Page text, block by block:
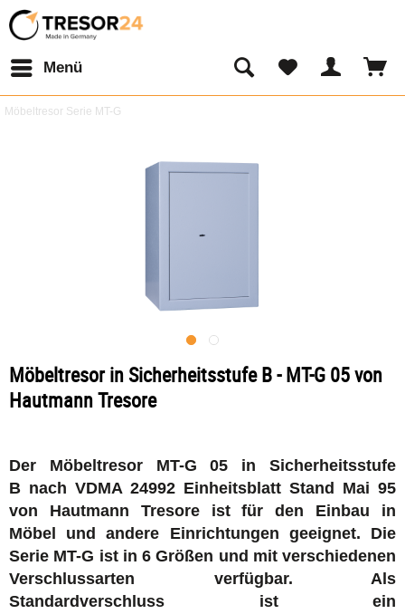
Menü
Möbeltresor Serie MT-G
Möbeltresor in Sicherheitsstufe B - MT-G 05 von
Hautmann Tresore
Der Möbeltresor MT-G 05 in Sicherheitsstufe
B nach VDMA 24992 Einheitsblatt Stand Mai 95
von Hautmann Tresore ist für den Einbau in
Möbel und andere Einrichtungen geeignet. Die
Serie MT-G ist in 6 Größen und mit verschiedenen
Verschlussarten verfügbar. Als
Standardverschluss ist ein